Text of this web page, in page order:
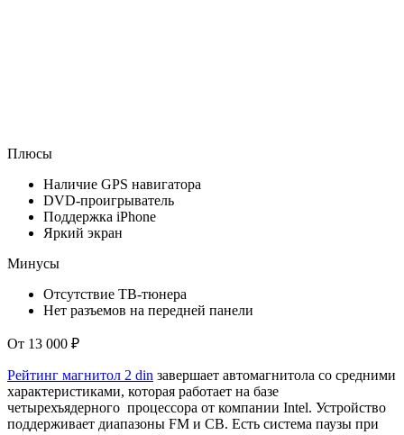
Плюсы
Наличие GPS навигатора
DVD-проигрыватель
Поддержка iPhone
Яркий экран
Минусы
Отсутствие ТВ-тюнера
Нет разъемов на передней панели
От 13 000 ₽
Рейтинг магнитол 2 din завершает автомагнитола со средними
характеристиками, которая работает на базе
четырехъядерного процессора от компании Intel. Устройство
поддерживает диапазоны FM и СВ. Есть система паузы при